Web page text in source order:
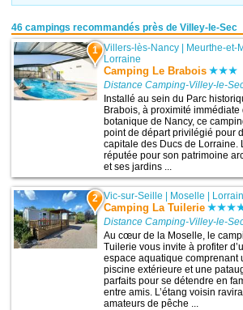
46 campings recommandés près de Villey-le-Sec
1 Villers-lès-Nancy | Meurthe-et-
Lorraine
Camping Le Brabois
Distance Camping-Villey-le-
Installé au sein du Parc
Brabois, à proximité immédiate
botanique de Nancy, ce
point de départ privilégié pour
capitale des Ducs de Lorraine.
réputée pour son patrimoine
et ses jardins ...
2 Vic-sur-Seille Moselle
Camping La Tuilerie
Distance Camping-Villey-le-
Au cœur de la Moselle, le
Tuilerie vous invite à profiter
espace aquatique comprenant
piscine extérieure et une
parfaits pour se détendre en
entre amis. L’étang voisin
amateurs de pêche ...